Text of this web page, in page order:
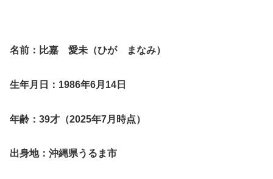
名前：比嘉 愛未（ひが まなみ）
生年月日：1986年6月14日
年齢：39才（2025年7月時点）
出身地：沖縄県うるま市